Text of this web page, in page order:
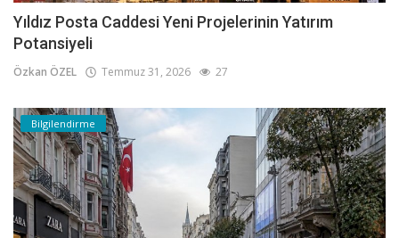
Yıldız Posta Caddesi Yeni Projelerinin Yatırım
Potansiyeli
Özkan ÖZEL Temmuz 31, 2026 27
Bilgilendirme